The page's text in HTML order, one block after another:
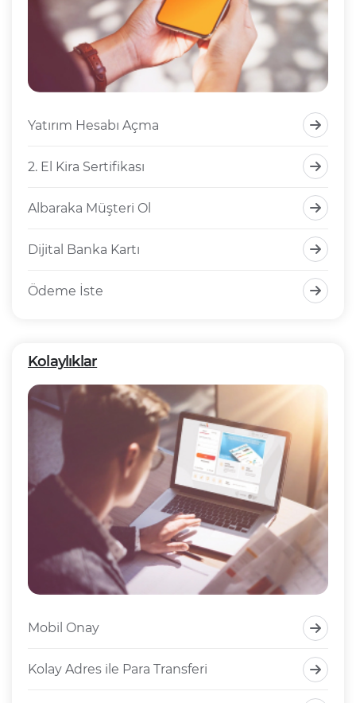
Yatırım Hesabı Açma
2. El Kira Sertifikası
Albaraka Müşteri Ol
Dijital Banka Kartı
Ödeme İste
Kolaylıklar
Mobil Onay
Kolay Adres ile Para Transferi